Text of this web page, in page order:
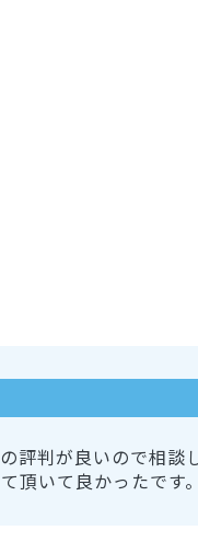
評判が良いので相談
頂いて良かったです。